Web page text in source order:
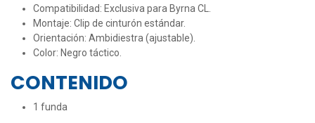
Compatibilidad: Exclusiva para Byrna CL.
Montaje: Clip de cinturón estándar.
Orientación: Ambidiestra (ajustable).
Color: Negro táctico.
CONTENIDO
1 funda